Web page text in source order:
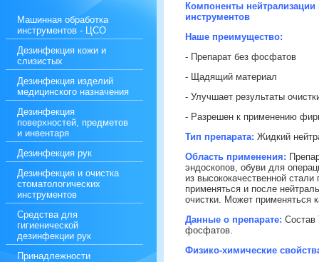
Машинная обработка
инструментов - ЦСО
Дезинфекция кожи и
слизистых
Дезинфекция изделий
медицинского назначения
Дезинфекция
поверхностей, предметов
и инвентаря
Дезинфекция рук
Дезинфекция и очистка
стоматологических
инструментов
Cредства для
гигиенической
дезинфекции рук
Принадлежности
Компоненты
инструментов
Наше преимущество:
- Препарат без фосфатов
- Щадящий материал
- Улучшает результаты
- Разрешен к применению
Тип препарата: Жидкий
Область применения:
эндоскопов, обуви для
из высококачественной
применяться и после
очистки. Может применяться
Данные о препарате: Состав
фосфатов.
Физико-химические